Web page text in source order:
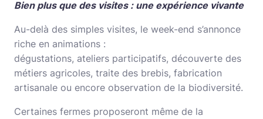
Bien plus que des visites : une expérience vivante
Au-delà des simples visites, le week-end s’annonce
riche en animations :
dégustations, ateliers participatifs, découverte des
métiers agricoles, traite des brebis, fabrication
artisanale ou encore observation de la biodiversité.
Certaines fermes proposeront même de la